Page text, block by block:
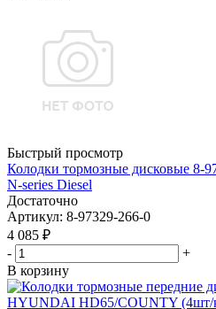
Быстрый просмотр
Колодки тормозные дисковые 8-
N-series Diesel
Достаточно
Артикул: 8-97329-266-0
4 085 ₽
-
+
В корзину